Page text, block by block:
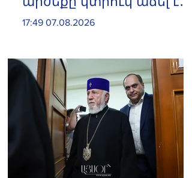
ինչ ազդեցություն
17:49 07.08.2026